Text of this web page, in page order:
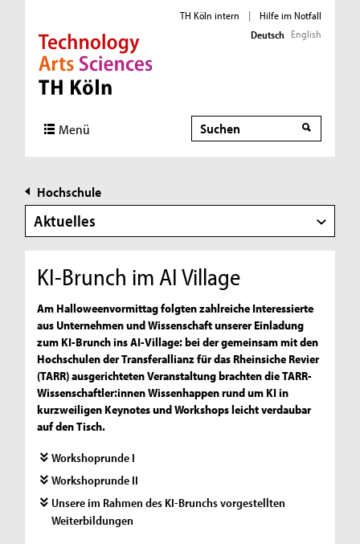
Direkt zur Hauptnavigation
Direkt zur Subnavigation
Direkt zum Inhalt
Direkt zum Fußbereich
TH Köln intern |
Hilfe im Notfall
Deutsch English
Menü Suche
Hochschule
Aktuelles
KI-Brunch im AI Village
Am Halloweenvormittag folgten zahlreiche Interessierte
aus Unternehmen und Wissenschaft unserer Einladung
zum KI-Brunch ins AI-Village: bei der gemeinsam mit den
Hochschulen der Transferallianz für das Rheinsiche Revier
(TARR) ausgerichteten Veranstaltung brachten die TARR-
Wissenschaftler:innen Wissenhappen rund um KI in
kurzweiligen Keynotes und Workshops leicht verdaubar
auf den Tisch.
Workshoprunde I
Workshoprunde II
Unsere im Rahmen des KI-Brunchs vorgestellten
Weiterbildungen